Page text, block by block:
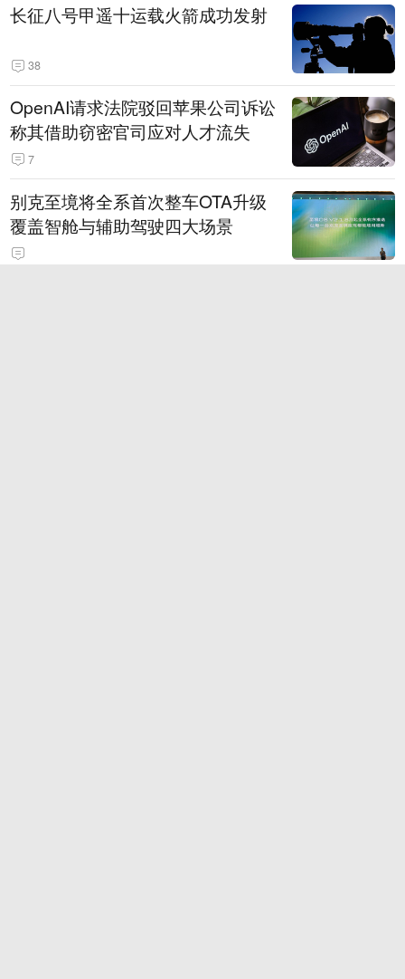
长征八号甲遥十运载火箭成功发射
38
OpenAI请求法院驳回苹果公司诉讼
称其借助窃密官司应对人才流失
7
别克至境将全系首次整车OTA升级
覆盖智舱与辅助驾驶四大场景